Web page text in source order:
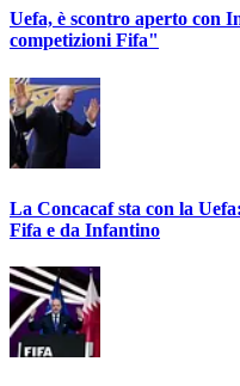
Uefa, è scontro aperto con
competizioni Fifa"
La Concacaf sta con la
Fifa e da Infantino